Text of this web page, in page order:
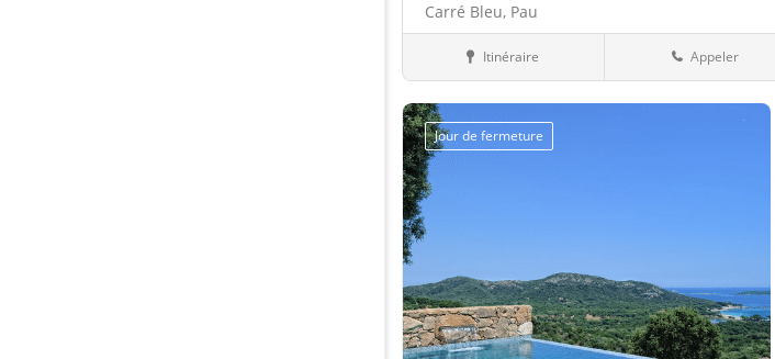
Sauvegarder
Carré Bleu, Pau
Abris 64-Pyrénées-Atlantiques
Itinéraire Appeler
Jour de fermeture